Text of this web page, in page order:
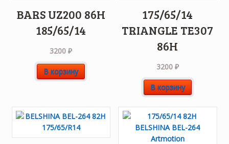
BARS UZ200 86H
185/65/14
3200₽
В корзину
175/65/14
TRIANGLE TE307
86H
3200 ₽
В корзину